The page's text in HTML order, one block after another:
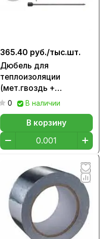
365.40 руб./тыс.шт.
Дюбель для
теплоизоляции
(мет.гвоздь +
заглушка), 90мм
0 В наличии
В корзину